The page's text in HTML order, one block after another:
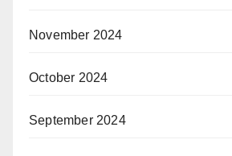
November 2024
October 2024
September 2024